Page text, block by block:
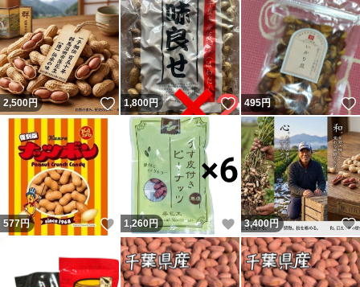
2,500円 いいね！
1,800円 いいね！
495円
577円 いいね！
1,260円 いいね！
3,400円